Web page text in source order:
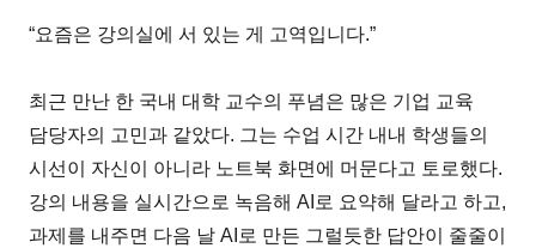
“요즘은 강의실에 서 있는 게 고역입니다.”
최근 만난 한 국내 대학 교수의 푸념은 많은 기업 교육
담당자의 고민과 같았다. 그는 수업 시간 내내 학생들의
시선이 자신이 아니라 노트북 화면에 머문다고 토로했다.
강의 내용을 실시간으로 녹음해 AI로 요약해 달라고 하고,
과제를 내주면 다음 날 AI로 만든 그럴듯한 답안이 줄줄이